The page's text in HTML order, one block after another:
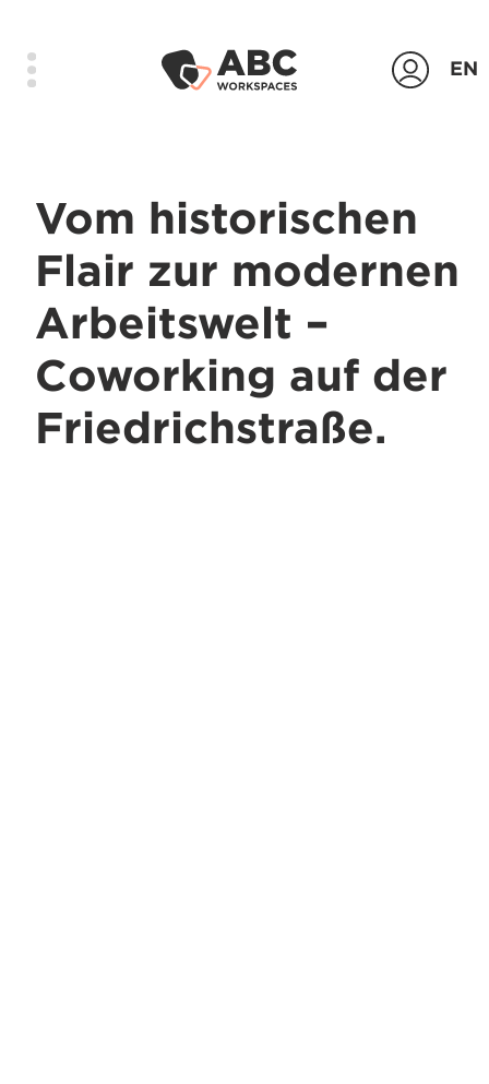
EN
Standorte
Das Unternehmen
Kontakt
Login
Anfrage senden
Vom historischen
Flair zur modernen
Arbeitswelt –
Coworking auf der
Friedrichstraße.